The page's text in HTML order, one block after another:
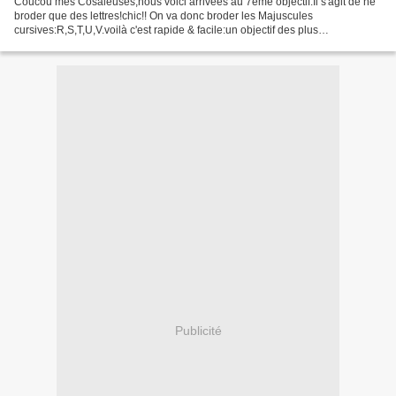
broder que des lettres!chic!! On va donc broder les Majuscules
cursives:R,S,T,U,V.voilà c'est rapide & facile:un objectif des plus
Publicité